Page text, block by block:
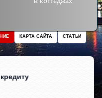
СТАТЬИ
КАРТА САЙТА